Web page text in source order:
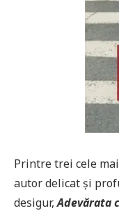
Printre trei cele
autor delicat şi
desigur,Adevărata